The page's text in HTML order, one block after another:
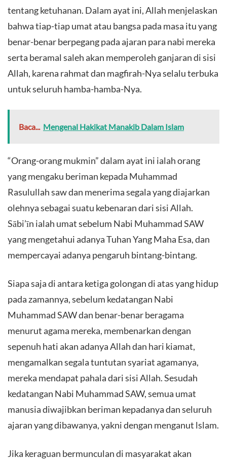
tentang ketuhanan. Dalam ayat ini, Allah menjelaskan
bahwa tiap-tiap umat atau bangsa pada masa itu yang
benar-benar berpegang pada ajaran para nabi mereka
serta beramal saleh akan memperoleh ganjaran di sisi
Allah, karena rahmat dan magfirah-Nya selalu terbuka
untuk seluruh hamba-hamba-Nya.
Baca... Mengenal Hakikat Manakib Dalam Islam
“Orang-orang mukmin” dalam ayat ini ialah orang
yang mengaku beriman kepada Muhammad
Rasulullah saw dan menerima segala yang diajarkan
olehnya sebagai suatu kebenaran dari sisi Allah.
Sābi’īn ialah umat sebelum Nabi Muhammad SAW
yang mengetahui adanya Tuhan Yang Maha Esa, dan
mempercayai adanya pengaruh bintang-bintang.
Siapa saja di antara ketiga golongan di atas yang hidup
pada zamannya, sebelum kedatangan Nabi
Muhammad SAW dan benar-benar beragama
menurut agama mereka, membenarkan dengan
sepenuh hati akan adanya Allah dan hari kiamat,
mengamalkan segala tuntutan syariat agamanya,
mereka mendapat pahala dari sisi Allah. Sesudah
kedatangan Nabi Muhammad SAW, semua umat
manusia diwajibkan beriman kepadanya dan seluruh
ajaran yang dibawanya, yakni dengan menganut lslam.
Jika keraguan bermunculan di masyarakat akan